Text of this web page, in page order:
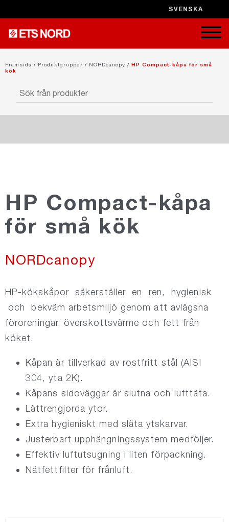
SVENSKA
STÄNG X
Framsida / Produktgrupper / NORDcanopy / HP Compact-kåpa för små
kök
NORDcanopy
NORDsilencer
NORDfire
NORDdamper
NORDdoor
NORDexternal
NORDgrille
HP Compact-kåpa
för små kök
NORDcanopy
​HP-kökskåpor säkerställer en ren, hygienisk
och bekväm arbetsmiljö genom att avlägsna
föroreningar, överskottsvärme och fett från
köket.
Kåpan är tillverkad av rostfritt stål (AISI
304, yta 2K).
Kåpans sidoväggar är slutna och lufttäta.
Lättrengjorda ytor.
Extra hygieniskt med släta ytskarvar.
Justerbart upphängningssystem medföljer.
Effektiv luftutsugning i liten förpackning.
Nätfettfilter för frånluft.